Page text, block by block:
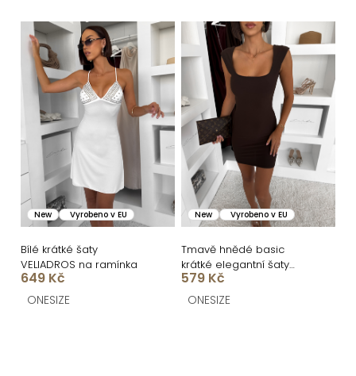
ů
New Vyrobeno v EU
Bílé krátké šaty
VELIADROS na ramínka
649 Kč
ONESIZE
New Vyrobeno v EU
Tmavě hnědé basic
krátké elegantní šaty
SOTARA
579 Kč
ONESIZE